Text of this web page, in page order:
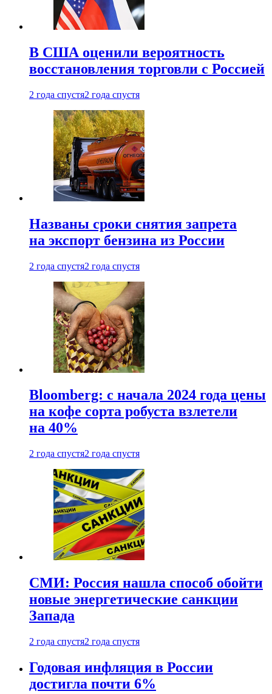
В США оценили вероятность
восстановления торговли с Россией
2 года спустя2 года спустя
Названы сроки снятия запрета
на экспорт бензина из России
2 года спустя2 года спустя
Bloomberg: с начала 2024 года цены
на кофе сорта робуста взлетели
на 40%
2 года спустя2 года спустя
СМИ: Россия нашла способ обойти
новые энергетические санкции
Запада
2 года спустя2 года спустя
Годовая инфляция в России
достигла почти 6%